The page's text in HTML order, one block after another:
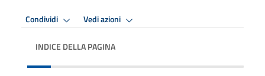
Condividi Vedi azioni
INDICE DELLA PAGINA